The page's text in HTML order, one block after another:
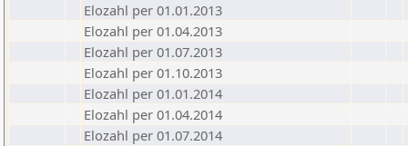
Elozahl per 01.01.2013
Elozahl per 01.04.2013
Elozahl per 01.07.2013
Elozahl per 01.10.2013
Elozahl per 01.01.2014
Elozahl per 01.04.2014
Elozahl per 01.07.2014